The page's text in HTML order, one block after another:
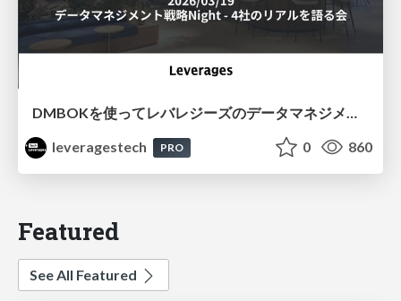
DMBOKを使ってレバレジーズのデータマネジメントを評価した
leveragestech
PRO 0 860
Featured
See All Featured